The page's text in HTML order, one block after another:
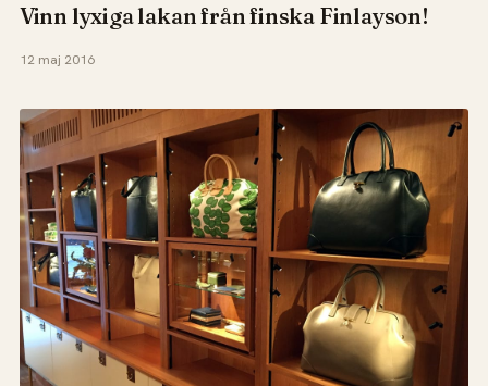
Vinn lyxiga lakan från finska Finlayson!
12 maj 2016